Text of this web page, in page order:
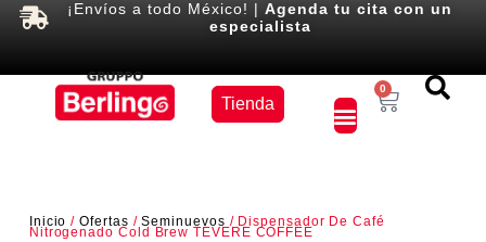
¡Envíos a todo México! |Agenda tu cita con un
especialista
Tienda
0
Inicio /Ofertas /Seminuevos / Dispensador De Café
Nitrogenado Cold Brew TEVERE COFFEE